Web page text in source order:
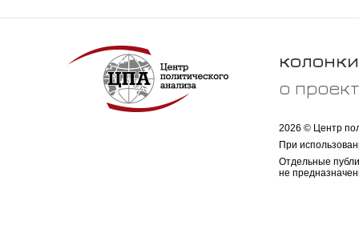
колонки
о
2026 © Центр
При
Отдельные
не